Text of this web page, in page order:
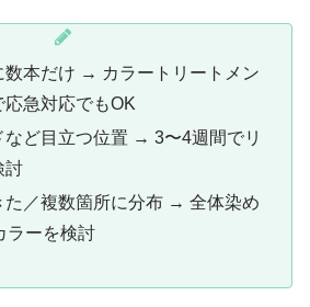
数本だけ → カラートリートメン
応急対応でもOK
など目立つ位置 → 3〜4週間でリ
討
た／複数箇所に分布 → 全体染め
ラーを検討